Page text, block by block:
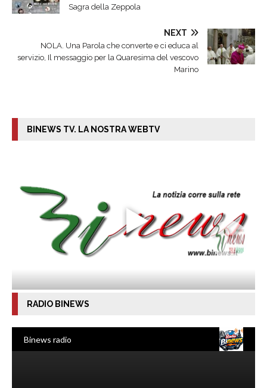
Sagra della Zeppola
NEXT
NOLA. Una Parola che converte e ci educa al
servizio, Il messaggio per la Quaresima del vescovo
Marino
BINEWS TV. LA NOSTRA WEBTV
RADIO BINEWS